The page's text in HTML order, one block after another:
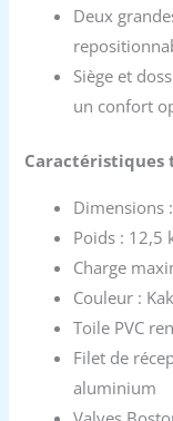
Deux
Siège et
un confort
Caractéristiques
Dimensions
Poids : 12,5
Charge
Couleur :
Toile PVC
Filet de
aluminium